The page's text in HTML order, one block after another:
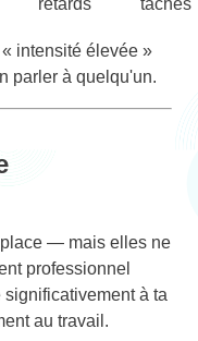
intensité élevée »
parler à quelqu'un.
place — mais elles ne
professionnel
à ta
au travail.